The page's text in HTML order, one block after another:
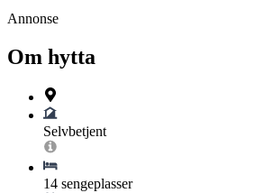
Annonse
Om hytta
Selvbetjent
14 sengeplasser